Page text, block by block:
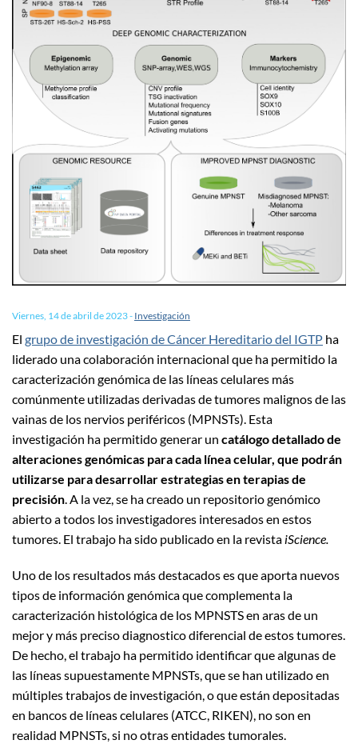
Viernes, 14 de abril de 2023- Investigación
El grupo de investigación de Cáncer Hereditario del IGTP ha
liderado una colaboración internacional que ha permitido la
caracterización genómica de las líneas celulares más
comúnmente utilizadas derivadas de tumores malignos de las
vainas de los nervios periféricos (MPNSTs). Esta
investigación ha permitido generar un catálogo detallado de
alteraciones genómicas para cada línea celular, que podrán
utilizarse para desarrollar estrategias en terapias de
precisión. A la vez, se ha creado un repositorio genómico
abierto a todos los investigadores interesados en estos
tumores. El trabajo ha sido publicado en la revista iScience.
Uno de los resultados más destacados es que aporta nuevos
tipos de información genómica que complementa la
caracterización histológica de los MPNSTS en aras de un
mejor y más preciso diagnostico diferencial de estos tumores.
De hecho, el trabajo ha permitido identificar que algunas de
las líneas supuestamente MPNSTs, que se han utilizado en
múltiples trabajos de investigación, o que están depositadas
en bancos de líneas celulares (ATCC, RIKEN), no son en
realidad MPNSTs, si no otras entidades tumorales.